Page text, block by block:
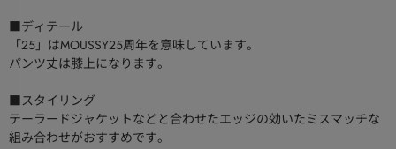
■ディテール
「25」はMOUSSY25周年を意味しています。
パンツ丈は膝上になります。
■スタイリング
テーラードジャケットなどと合わせたエッジの効いたミスマッチな
組み合わせがおすすめです。